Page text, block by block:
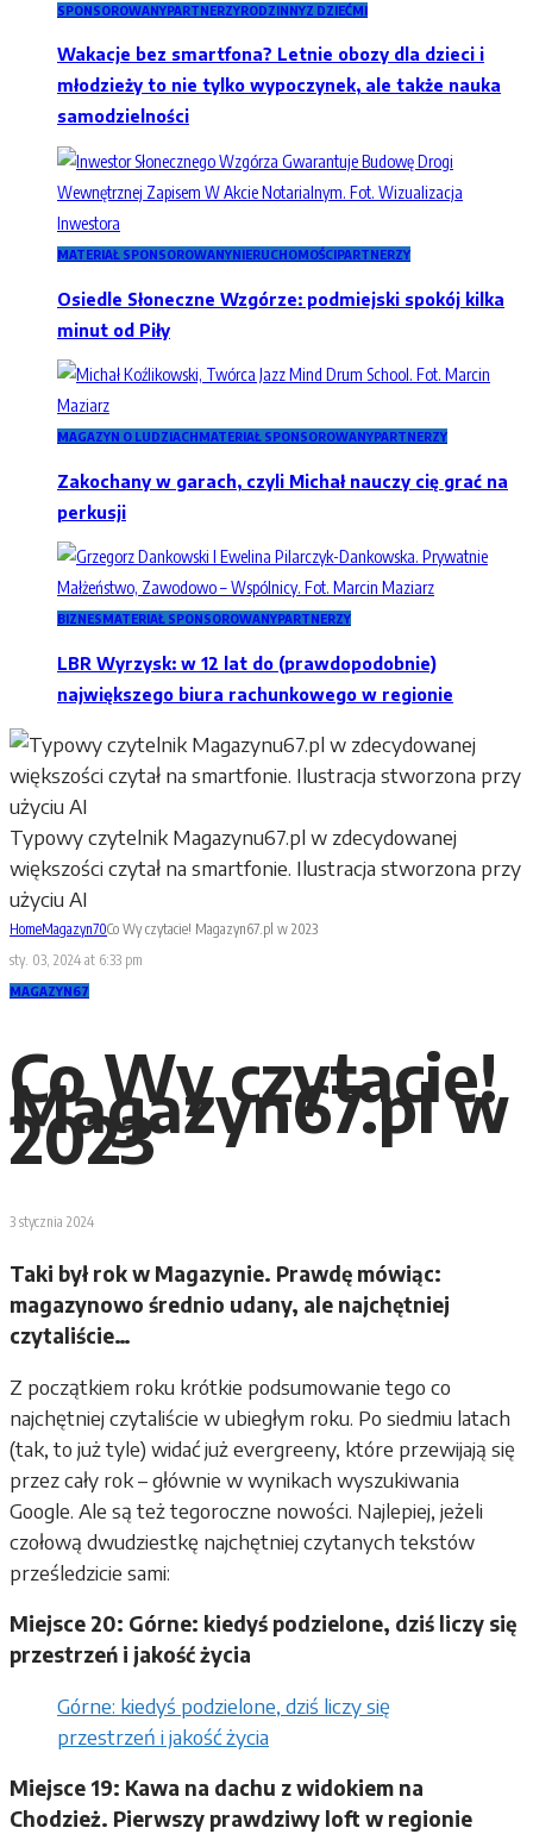
SPONSOROWANYPARTNERZYRODZINNYZ DZIEĆMI
Wakacje bez smartfona? Letnie obozy dla dzieci i
młodzieży to nie tylko wypoczynek, ale także nauka
samodzielności
MATERIAŁ SPONSOROWANYNIERUCHOMOŚCIPARTNERZY
Osiedle Słoneczne Wzgórze: podmiejski spokój kilka
minut od Piły
MAGAZYN O LUDZIACHMATERIAŁ SPONSOROWANYPARTNERZY
Zakochany w garach, czyli Michał nauczy cię grać na
perkusji
BIZNESMATERIAŁ SPONSOROWANYPARTNERZY
LBR Wyrzysk: w 12 lat do (prawdopodobnie)
największego biura rachunkowego w regionie
Typowy czytelnik Magazynu67.pl w zdecydowanej
większości czytał na smartfonie. Ilustracja stworzona przy
użyciu AI
HomeMagazyn70Co Wy czytacie! Magazyn67.pl w 2023
sty. 03, 2024 at 6:33 pm
MAGAZYN67
Co Wy czytacie!
Magazyn67.pl w
2023
3 stycznia 2024
Taki był rok w Magazynie. Prawdę mówiąc:
magazynowo średnio udany, ale najchętniej
czytaliście…
Z początkiem roku krótkie podsumowanie tego co
najchętniej czytaliście w ubiegłym roku. Po siedmiu latach
(tak, to już tyle) widać już evergreeny, które przewijają się
przez cały rok – głównie w wynikach wyszukiwania
Google. Ale są też tegoroczne nowości. Najlepiej, jeżeli
czołową dwudziestkę najchętniej czytanych tekstów
prześledzicie sami:
Miejsce 20: Górne: kiedyś podzielone, dziś liczy się
przestrzeń i jakość życia
Górne: kiedyś podzielone, dziś liczy się
przestrzeń i jakość życia
Miejsce 19: Kawa na dachu z widokiem na
Chodzież. Pierwszy prawdziwy loft w regionie